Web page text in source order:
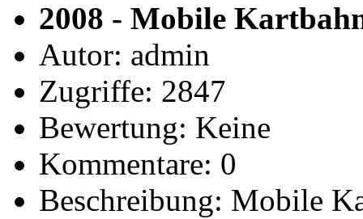
2008 - Mobile
Autor: admin
Zugriffe: 2847
Bewertung: Keine
Kommentare: 0
Beschreibung: Mobile